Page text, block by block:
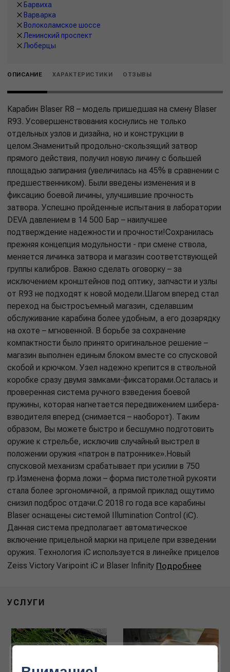
Барвиха
Варварка
Волоколамское шоссе
Ленинский проспект
Люберцы
ОПИСАНИЕ ХАРАКТЕРИСТИКИ ОТЗЫВЫ
Карабин Blaser R8 – модель пришедшая на смену Blaser
R93. Усовершенствования коснулись не только
отдельных узлов и дизайна, но и конструкции в
целом.Знаменитый продольно-скользящий затвор
прямого действия, получил новую личину с большей
площадью запирания (увеличилась на 45% в сравнении с
предшественником). Были введены изменения и в
фиксацию боевой личины, улучшившие прочность
затвора. Успешно пройденные испытания в лаборатории
DEVA давлением в 14 500 Бар – наилучшее
подтверждение надежности и прочности!Сохранилась
прежняя концепция модульности - при смене ствола,
меняется личинка затвора и магазин соответствующей
группы калибров. Важно сделать оговорку – за
исключением кронштейнов под оптику, запчасти и узлы
от R93 не подходят к новой модели.Шагом вперед стал
переход на быстросъемный магазин, сделавшим
обслуживание карабина более удобным, а его дозарядку
на охоте – мгновенной. В борьбе за сохранение
компактности было принято оригинальное решение –
магазин выполнен единым блоком вместе со спусковой
скобой и крючком. Узел надежно крепится в ствольной
коробке сразу двумя замками-фиксаторами.Осталась и
проверенная система ручного взведения боевой
пружины, которая нагнетается передвижением шибера-
взводителя вперед (снимается – наоборот). Таким
образом, Вы можете быстро и бесшумно подготовить
оружие к стрельбе, исключив случайный выстрел в
положении оружия «патрон в патроннике».Новый
спусковой механизм срабатывает при усилии в 750
гр.Изменена форма ложи – форма пистолетной рукояти
стала более эргономичной, а прямой приклад ощутимо
снизил подброс отдачи.С 2018 го года все карабины
Blaser оснащены системой Illumination Control (iC).
Данная система предполагает автоматическое
включение прицельной марки на прицеле при взведении
оружия. Технология iC используется в линейке прицелов
Zeiss Victory Varipoint iC и Blaser Infinity Подробнее
УСЛУГИ